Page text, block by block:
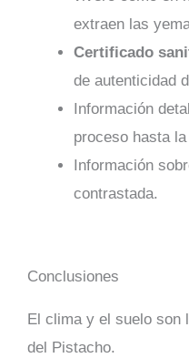
extraen las
Certificado
de autenticidad
Información
proceso hasta
Información
contrastada.
Conclusiones
El clima y el suelo son
del Pistacho.